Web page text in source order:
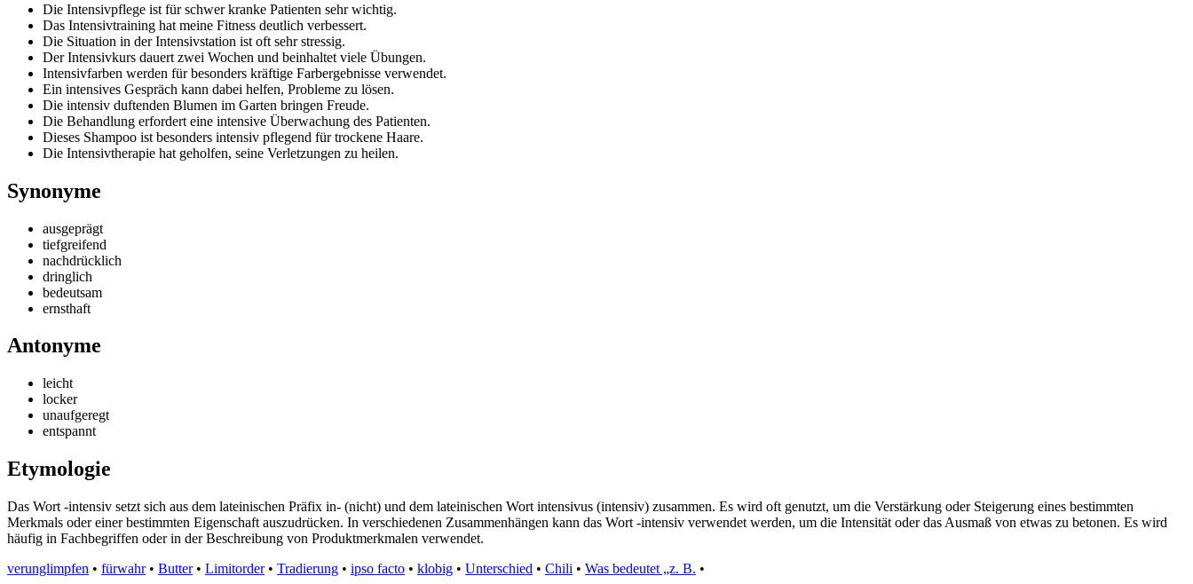
Die Intensivpflege ist für schwer kranke Patienten sehr wichtig.
Das Intensivtraining hat meine Fitness deutlich verbessert.
Die Situation in der Intensivstation ist oft sehr stressig.
Der Intensivkurs dauert zwei Wochen und beinhaltet viele Übungen.
Intensivfarben werden für besonders kräftige Farbergebnisse verwendet.
Ein intensives Gespräch kann dabei helfen, Probleme zu lösen.
Die intensiv duftenden Blumen im Garten bringen Freude.
Die Behandlung erfordert eine intensive Überwachung des Patienten.
Dieses Shampoo ist besonders intensiv pflegend für trockene Haare.
Die Intensivtherapie hat geholfen, seine Verletzungen zu heilen.
Synonyme
ausgeprägt
tiefgreifend
nachdrücklich
dringlich
bedeutsam
ernsthaft
Antonyme
leicht
locker
unaufgeregt
entspannt
Etymologie
Das Wort -intensiv setzt sich aus dem lateinischen Präfix in- (nicht) und dem lateinischen Wort intensivus (intensiv) zusammen. Es wird oft genutzt, um die Verstärkung oder Steigerung eines bestimmten
Merkmals oder einer bestimmten Eigenschaft auszudrücken. In verschiedenen Zusammenhängen kann das Wort -intensiv verwendet werden, um die Intensität oder das Ausmaß von etwas zu betonen. Es wird
häufig in Fachbegriffen oder in der Beschreibung von Produktmerkmalen verwendet.
verunglimpfen • fürwahr• Butter• Limitorder• Tradierung • ipso facto • klobig • Unterschied • Chili • Was bedeutet „z. B. •